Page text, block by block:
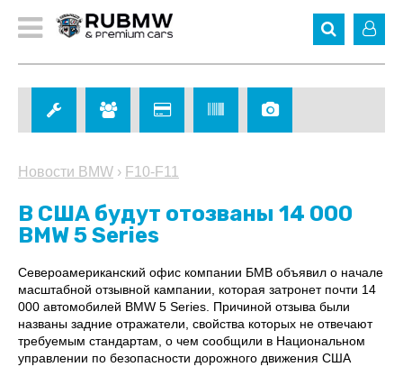
Новости BMW › F10-F11
В США будут отозваны 14 000
BMW 5 Series
Североамериканский офис компании БМВ объявил о начале
масштабной отзывной кампании, которая затронет почти 14
000 автомобилей BMW 5 Series. Причиной отзыва были
названы задние отражатели, свойства которых не отвечают
требуемым стандартам, о чем сообщили в Национальном
управлении по безопасности дорожного движения США